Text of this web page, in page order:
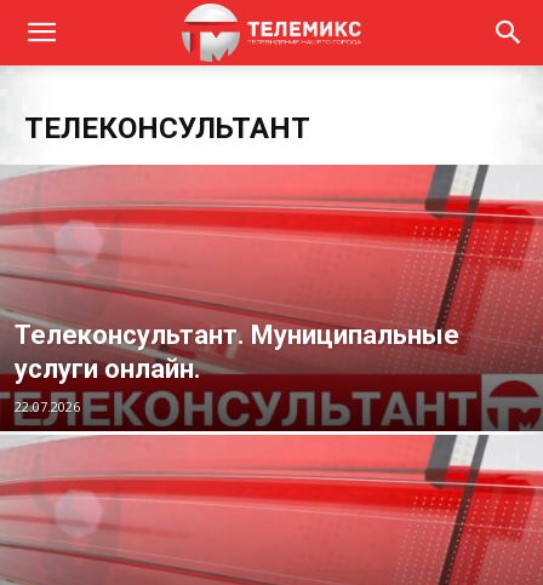
ТЕЛЕКОНСУЛЬТАНТ
Телеконсультант. Муниципальные
услуги онлайн.
22.07.2026